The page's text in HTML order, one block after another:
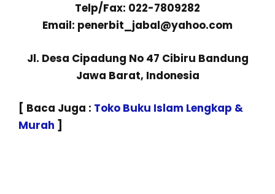
Telp/Fax: 022-7809282
Email: penerbit_jabal@yahoo.com
Jl. Desa Cipadung No 47 Cibiru Bandung
Jawa Barat, Indonesia
[ Baca Juga : Toko Buku Islam Lengkap &
Murah ]